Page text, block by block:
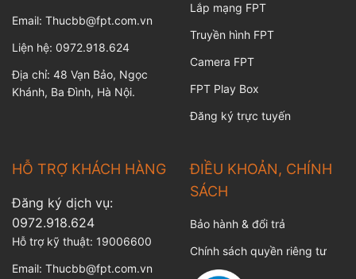
Email: Thucbb@fpt.com.vn
Liện hệ: 0972.918.624
Địa chỉ: 48 Vạn Bảo, Ngọc
Khánh, Ba Đình, Hà Nội.
Lắp mạng FPT
Truyền hình FPT
Camera FPT
FPT Play Box
Đăng ký trực tuyến
HỖ TRỢ KHÁCH HÀNG
Đăng ký dịch vụ:
0972.918.624
Hỗ trợ kỹ thuật: 19006600
Email: Thucbb@fpt.com.vn
ĐIỀU KHOẢN, CHÍNH
SÁCH
Bảo hành & đổi trả
Chính sách quyền riêng tư